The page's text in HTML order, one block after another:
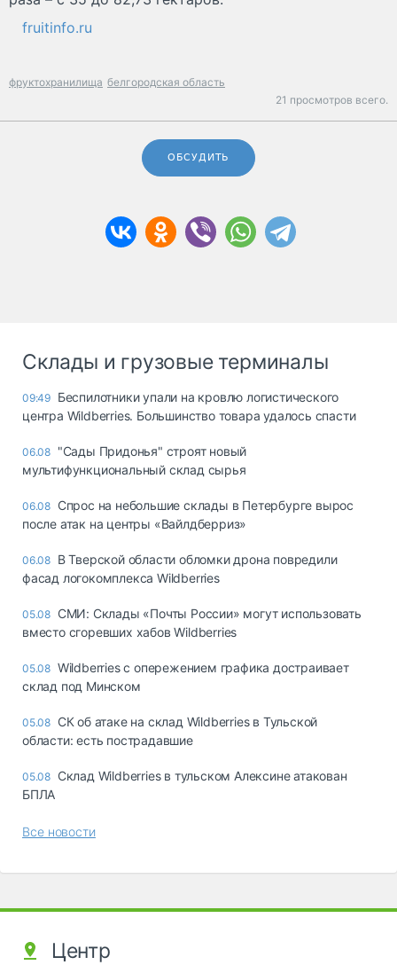
fruitinfo.ru
фруктохранилища белгородская область
21 просмотров всего.
ОБСУДИТЬ
Склады и грузовые терминалы
09:49 Беспилотники упали на кровлю логистического
центра Wildberries. Большинство товара удалось спасти
06.08 "Сады Придонья" строят новый
мультифункциональный склад сырья
06.08 Спрос на небольшие склады в Петербурге вырос
после атак на центры «Вайлдберриз»
06.08 В Тверской области обломки дрона повредили
фасад логокомплекса Wildberries
05.08 СМИ: Склады «Почты России» могут использовать
вместо сгоревших хабов Wildberries
05.08 Wildberries с опережением графика достраивает
склад под Минском
05.08 СК об атаке на склад Wildberries в Тульской
области: есть пострадавшие
05.08 Склад Wildberries в тульском Алексине атакован
БПЛА
Все новости
Центр